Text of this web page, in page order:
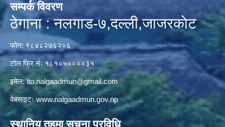
सम्पर्क विवरण
ठेगाना : नलगाड-७,दल्ली,जाजरकाेट
फोन: ९८४८२७६२०६
टोल फ्रि नंः १८१०५००००३५
इमेल:ito.nalgaadmun@gmail.com
वेबसाइटःwww.nalgaadmun.gov.np
स्थानिय तहमा सूचना प्रविधि